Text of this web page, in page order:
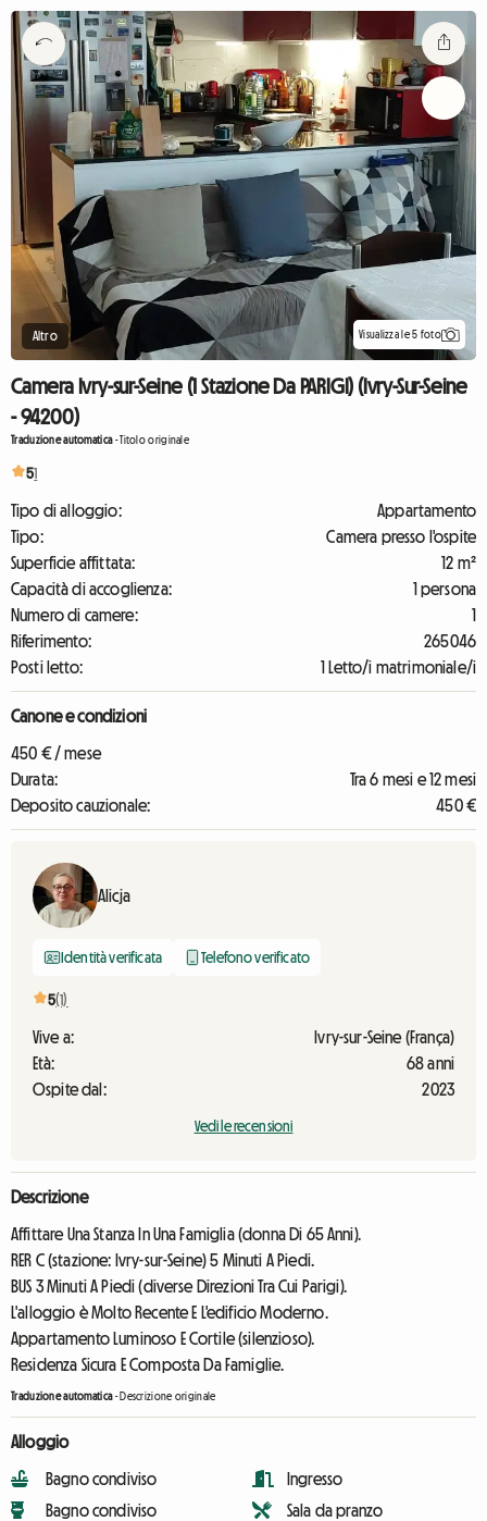
Altro Visualizza le 5 foto
Camera Ivry-sur-Seine (1 Stazione Da PARIGI) (Ivry-Sur-Seine
- 94200)
Traduzione automatica-Titolo originale
51
Tipo di alloggio:
Appartamento
Tipo:
Camera presso l'ospite
Superficie affittata:
12 m²
Capacità di accoglienza:
1 persona
Numero di camere:
1
Riferimento:
265046
Posti letto:
1 Letto/i matrimoniale/i
Canone e condizioni
450 € / mese
Durata:
Tra 6 mesi e 12 mesi
Deposito cauzionale:
450 €
Alicja
Identità verificata Telefono verificato
5(1)
Vive a:
Ivry-sur-Seine (França)
Età:
68 anni
Ospite dal:
2023
Vedi le recensioni
Descrizione
Affittare Una Stanza In Una Famiglia (donna Di 65 Anni).
RER C (stazione: Ivry-sur-Seine) 5 Minuti A Piedi.
BUS 3 Minuti A Piedi (diverse Direzioni Tra Cui Parigi).
L'alloggio è Molto Recente E L'edificio Moderno.
Appartamento Luminoso E Cortile (silenzioso).
Residenza Sicura E Composta Da Famiglie.
Traduzione automatica-Descrizione originale
Alloggio
Bagno condiviso
Bagno condiviso
Ingresso
Sala da pranzo